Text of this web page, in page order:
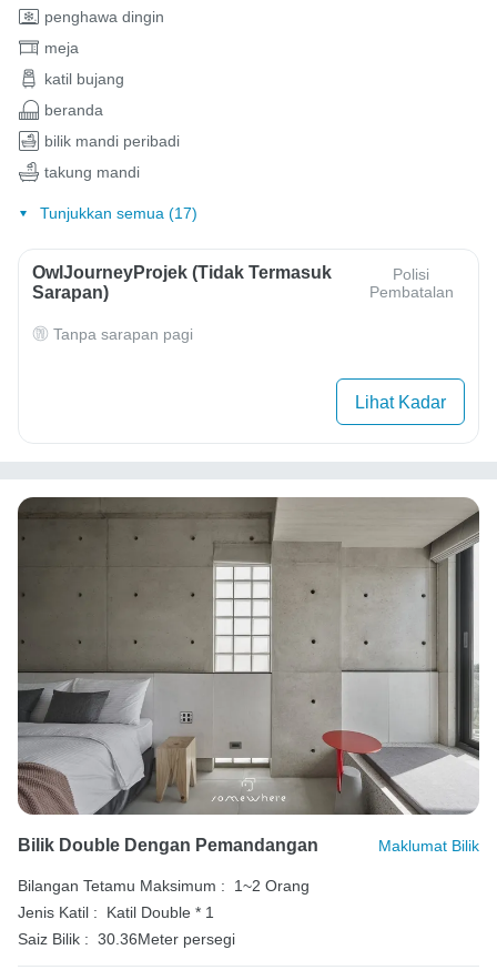
penghawa dingin
meja
katil bujang
beranda
bilik mandi peribadi
takung mandi
Tunjukkan semua (17)
OwlJourneyProjek (Tidak Termasuk
Sarapan)
Polisi
Pembatalan
Tanpa sarapan pagi
Lihat Kadar
Bilik Double Dengan Pemandangan Maklumat Bilik
Bilangan Tetamu Maksimum :
1~2 Orang
Jenis Katil :
Katil Double * 1
Saiz Bilik : 30.36Meter persegi